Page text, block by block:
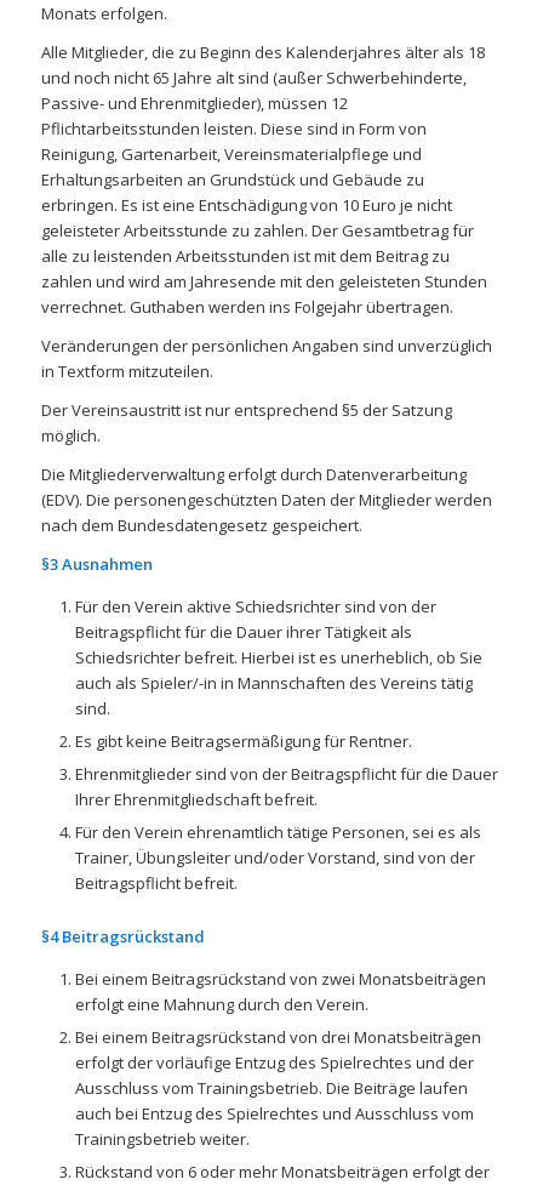
Monats erfolgen.
Alle Mitglieder, die zu Beginn des Kalenderjahres älter als 18
und noch nicht 65 Jahre alt sind (außer Schwerbehinderte,
Passive- und Ehrenmitglieder), müssen 12
Pflichtarbeitsstunden leisten. Diese sind in Form von
Reinigung, Gartenarbeit, Vereinsmaterialpflege und
Erhaltungsarbeiten an Grundstück und Gebäude zu
erbringen. Es ist eine Entschädigung von 10 Euro je nicht
geleisteter Arbeitsstunde zu zahlen. Der Gesamtbetrag für
alle zu leistenden Arbeitsstunden ist mit dem Beitrag zu
zahlen und wird am Jahresende mit den geleisteten Stunden
verrechnet. Guthaben werden ins Folgejahr übertragen.
Veränderungen der persönlichen Angaben sind unverzüglich
in Textform mitzuteilen.
Der Vereinsaustritt ist nur entsprechend §5 der Satzung
möglich.
Die Mitgliederverwaltung erfolgt durch Datenverarbeitung
(EDV). Die personengeschützten Daten der Mitglieder werden
nach dem Bundesdatengesetz gespeichert.
§3 Ausnahmen
Für den Verein aktive Schiedsrichter sind von der
Beitragspflicht für die Dauer ihrer Tätigkeit als
Schiedsrichter befreit. Hierbei ist es unerheblich, ob Sie
auch als Spieler/-in in Mannschaften des Vereins tätig
sind.
Es gibt keine Beitragsermäßigung für Rentner.
Ehrenmitglieder sind von der Beitragspflicht für die Dauer
Ihrer Ehrenmitgliedschaft befreit.
Für den Verein ehrenamtlich tätige Personen, sei es als
Trainer, Übungsleiter und/oder Vorstand, sind von der
Beitragspflicht befreit.
§4 Beitragsrückstand
Bei einem Beitragsrückstand von zwei Monatsbeiträgen
erfolgt eine Mahnung durch den Verein.
Bei einem Beitragsrückstand von drei Monatsbeiträgen
erfolgt der vorläufige Entzug des Spielrechtes und der
Ausschluss vom Trainingsbetrieb. Die Beiträge laufen
auch bei Entzug des Spielrechtes und Ausschluss vom
Trainingsbetrieb weiter.
Rückstand von 6 oder mehr Monatsbeiträgen erfolgt der